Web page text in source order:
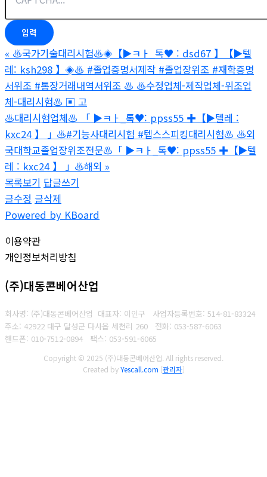
« ♨️국가기술대리시험♨️◈【▶ㅋㅏ_톡♥ : dsd67 】【▶텔
레: ksh298 】◈♨️ #졸업증명서제작 #졸업장위조 #재학증명
서위조 #통장거래내역서위조 ♨️ ♨️수정업체-제작업체-위조업
체-대리시험♨️ ▣ 고
♨️대리시험업체♨️ 「 ▶ㅋㅏ_톡♥: ppss55 ✚【▶텔레 :
kxc24 】 」♨️#기능사대리시험 #텝스스피킹대리시험♨️ ♨️외
국대학교졸업장위조전문♨️「 ▶ㅋㅏ_톡♥: ppss55 ✚【▶텔
레 : kxc24 】 」♨️해외 »
목록보기 답글쓰기
글수정 글삭제
Powered by KBoard
이용약관
개인정보처리방침
(주)대동콘베어산업
회사명: (주)대동콘베어산업 대표자: 이인구 사업자등록번호: 514-81-83324
주소: 42922 대구 달성군 다사읍 세천리 260 전화: 053-587-6063
핸드폰: 010-7512-0894
팩스: 053-591-6065
Copyright © 2025 (주)대동콘베어산업. All rights reserved.
Created byYescall.com [관리자]